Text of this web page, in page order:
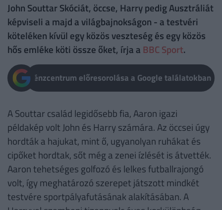
John Souttar Skóciát, öccse, Harry pedig Ausztráliát
képviseli a majd a világbajnokságon - a testvéri
köteléken kívül egy közös veszteség és egy közös
hős emléke köti össze őket, írja a BBC Sport.
Pénzcentrum előresorolása a Google találatokban
A Souttar család legidősebb fia, Aaron igazi
példakép volt John és Harry számára. Az öccsei úgy
hordták a hajukat, mint ő, ugyanolyan ruhákat és
cipőket hordtak, sőt még a zenei ízlését is átvették.
Aaron tehetséges golfozó és lelkes futballrajongó
volt, így meghatározó szerepet játszott mindkét
testvére sportpályafutásának alakításában. A